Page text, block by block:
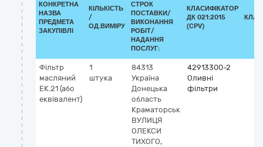
КОНКРЕТНА
НАЗВА
ПРЕДМЕТА
ЗАКУПІВЛІ
КІЛЬКІСТЬ
/
ОД.ВИМІРУ
СТРОК
ПОСТАВКИ/
ВИКОНАННЯ
РОБІТ/
НАДАННЯ
ПОСЛУГ:
КЛАСИФІКАТОР
ДК 021:2015
(CPV)
Фільтр
масляний
ЕК.21 (або
еквівалент)
1
штука
84313
Україна
Донецька
область
Краматорськ
ВУЛИЦЯ
ОЛЕКСИ
ТИХОГО,
42913300-2
Оливні
фільтри